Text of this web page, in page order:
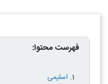
فهرست محتوا:
اسلیمی